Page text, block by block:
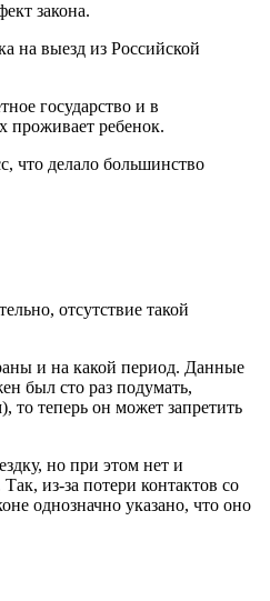
закона.
на выезд из Российской
государство и в
проживает ребенок.
что делало большинство
отсутствие такой
и на какой период. Данные
был сто раз подумать,
то теперь он может запретить
но при этом нет и
из-за потери контактов со
однозначно указано, что оно